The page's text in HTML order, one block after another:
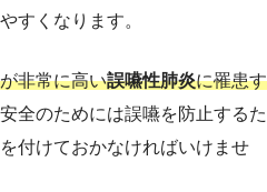
すくなります。
非常に高い誤嚥性肺炎に罹患す
全のためには誤嚥を防止するた
付けておかなければいけませ